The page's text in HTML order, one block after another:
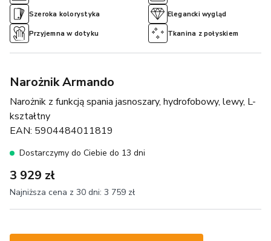
Narożnik Armando
Narożnik z funkcją spania jasnoszary, hydrofobowy, lewy, L-
kształtny
EAN: 5904484011819
Dostarczymy do Ciebie do 13 dni
3 929 zł
Najniższa cena z 30 dni: 3 759 zł
Szeroka kolorystyka Elegancki wygląd
Przyjemna w dotyku Tkanina z połyskiem